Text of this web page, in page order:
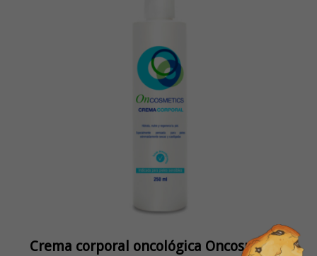
Crema corporal oncológica Oncosmetics